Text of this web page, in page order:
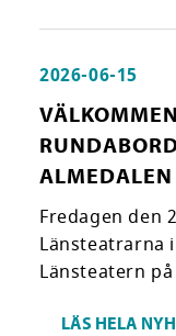
2026-06-15
ALMEDALEN
Fredagen den
Länsteatrarna
Länsteatern
LÄS HELA